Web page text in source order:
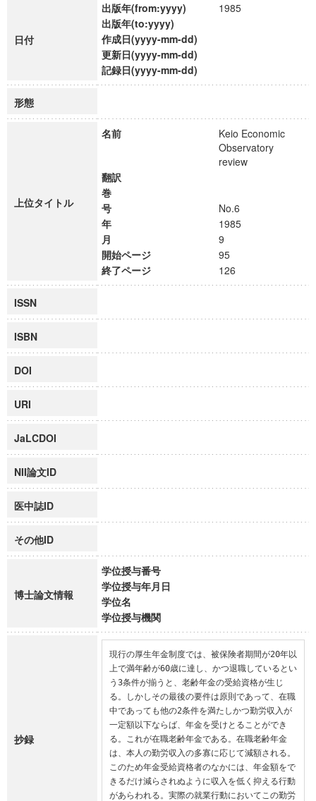
日付
出版年(from:yyyy)
1985
出版年(to:yyyy)
作成日(yyyy-mm-dd)
更新日(yyyy-mm-dd)
記録日(yyyy-mm-dd)
形態
上位タイトル
名前
Keio Economic
Observatory
review
翻訳
巻
号
No.6
年
1985
月
9
開始ページ
95
終了ページ
126
ISSN
ISBN
DOI
URI
JaLCDOI
NII論文ID
医中誌ID
その他ID
博士論文情報
学位授与番号
学位授与年月日
学位名
学位授与機関
抄録
現行の厚生年金制度では、被保険者期間が20年以
上で満年齢が60歳に達し、かつ退職しているとい
う3条件が揃うと、老齢年金の受給資格が生じ
る。しかしその最後の要件は原則であって、在職
中であっても他の2条件を満たしかつ勤労収入が
一定額以下ならば、年金を受けとることができ
る。これが在職老齢年金である。在職老齢年金
は、本人の勤労収入の多寡に応じて減額される。
このため年金受給資格者のなかには、年金額をで
きるだけ減らされぬように収入を低く抑える行動
があらわれる。実際の就業行動においてこの勤労